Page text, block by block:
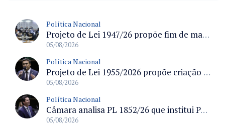
Política Nacional
Projeto de Lei 1947/26 propõe fim de margens para cartão de crédito e consignado do INSS
05/08/2026
Política Nacional
Projeto de Lei 1955/2026 propõe criação de geração livre de fumo ao restringir venda de vapes a nascidos desde 1º de janeiro de 2009
05/08/2026
Política Nacional
Câmara analisa PL 1852/26 que institui Política Nacional de Gestão de Desempenho e Eficiência para servidores públicos
05/08/2026